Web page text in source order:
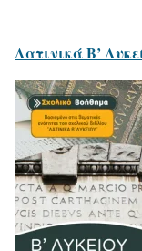
Λατινικά Β’